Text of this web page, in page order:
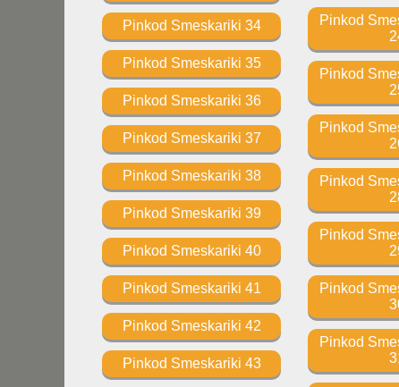
Pinkod Smeskariki 34
Pinkod Smeskariki 35
Pinkod Smeskariki 36
Pinkod Smeskariki 37
Pinkod Smeskariki 38
Pinkod Smeskariki 39
Pinkod Smeskariki 40
Pinkod Smeskariki 41
Pinkod Smeskariki 42
Pinkod Smeskariki 43
Pinkod
Pinkod
Pinkod
Pinkod
Pinkod
Pinkod
Pinkod